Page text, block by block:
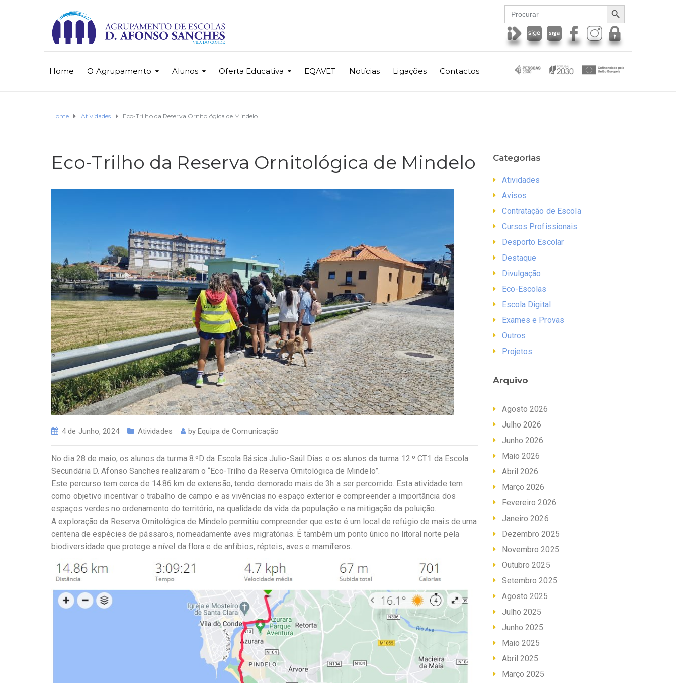
Search
for:
SEARCH BUTTON
Home O Agrupamento Alunos Oferta Educativa EQAVET Notícias Ligações Contactos
Home Atividades Eco-Trilho da Reserva Ornitológica de Mindelo
Eco-Trilho da Reserva Ornitológica de Mindelo
4 de Junho, 2024 Atividades byEquipa de Comunicação
No dia 28 de maio, os alunos da turma 8.ºD da Escola Básica Julio-Saúl Dias e os alunos da turma 12.º CT1 da Escola
Secundária D. Afonso Sanches realizaram o “Eco-Trilho da Reserva Ornitológica de Mindelo”.
Este percurso tem cerca de 14.86 km de extensão, tendo demorado mais de 3h a ser percorrido. Esta atividade tem
como objetivo incentivar o trabalho de campo e as vivências no espaço exterior e compreender a importância dos
espaços verdes no ordenamento do território, na qualidade da vida da população e na mitigação da poluição.
A exploração da Reserva Ornitológica de Mindelo permitiu compreender que este é um local de refúgio de mais de uma
centena de espécies de pássaros, nomeadamente aves migratórias. É também um ponto único no litoral norte pela
biodiversidade que protege a nível da flora e de anfíbios, répteis, aves e mamíferos.
Categorias
Atividades
Avisos
Contratação de Escola
Cursos Profissionais
Desporto Escolar
Destaque
Divulgação
Eco-Escolas
Escola Digital
Exames e Provas
Outros
Projetos
Arquivo
Agosto 2026
Julho 2026
Junho 2026
Maio 2026
Abril 2026
Março 2026
Fevereiro 2026
Janeiro 2026
Dezembro 2025
Novembro 2025
Outubro 2025
Setembro 2025
Agosto 2025
Julho 2025
Junho 2025
Maio 2025
Abril 2025
Março 2025